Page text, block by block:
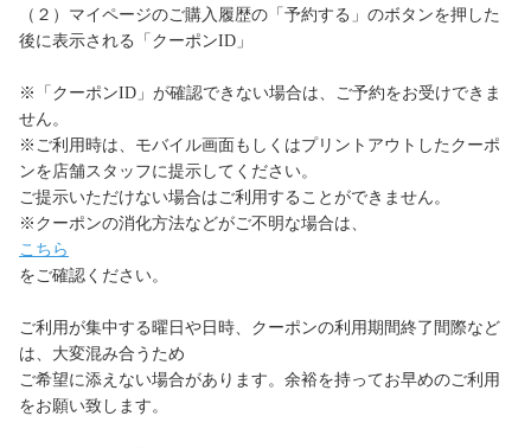
（２）マイページのご購入履歴の「予約する」のボタンを押した
後に表示される「クーポンID」
※「クーポンID」が確認できない場合は、ご予約をお受けできま
せん。
※ご利用時は、モバイル画面もしくはプリントアウトしたクーポ
ンを店舗スタッフに提示してください。
ご提示いただけない場合はご利用することができません。
※クーポンの消化方法などがご不明な場合は、
こちら
をご確認ください。
ご利用が集中する曜日や日時、クーポンの利用期間終了間際など
は、大変混み合うため
ご希望に添えない場合があります。余裕を持ってお早めのご利用
をお願い致します。